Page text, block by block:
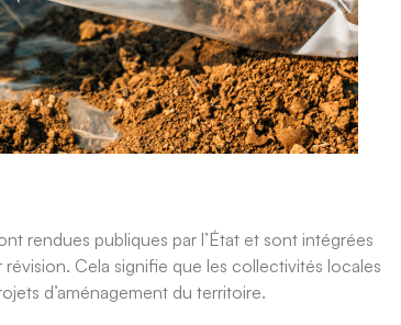
rendues publiques par l’État et sont intégrées
Cela signifie que les collectivités locales
d’aménagement du territoire.